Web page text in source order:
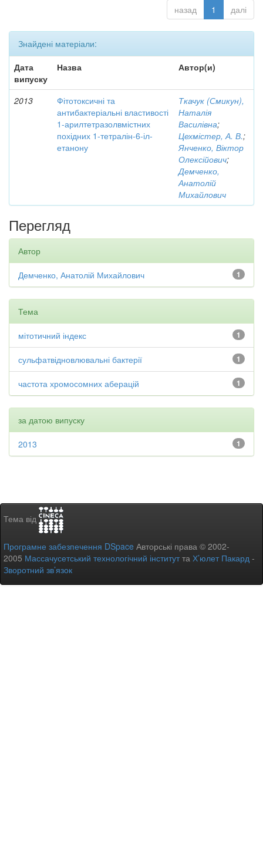
назад 1 далі
Знайдені матеріали:
Дата
випуску
Назва Автор(и)
2013
Фітотоксичні та
антибактеріальні властивості
1-арилтетразолвмістних
похідних 1-тетралін-6-іл-
етанону
Ткачук (Смикун),
Наталія
Василівна;
Цехмістер, А. В.;
Янченко, Віктор
Олексійович;
Демченко,
Анатолій
Михайлович
Перегляд
Автор
1
Демченко, Анатолій Михайлович
Тема
1
мітотичний індекс
1
сульфатвідновлювальні бактерії
1
частота хромосомних аберацій
за датою випуску
1
2013
Тема від
Програмне забезпечення DSpace Авторські права © 2002-
2005 Массачусетський технологічний інститутта Х’юлет Пакард -
Зворотний зв’язок